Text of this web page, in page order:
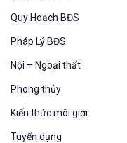
Quy Hoạch BĐS
Pháp Lý BĐS
Nội – Ngoại thất
Phong thủy
Kiến thức môi giới
Tuyển dụng